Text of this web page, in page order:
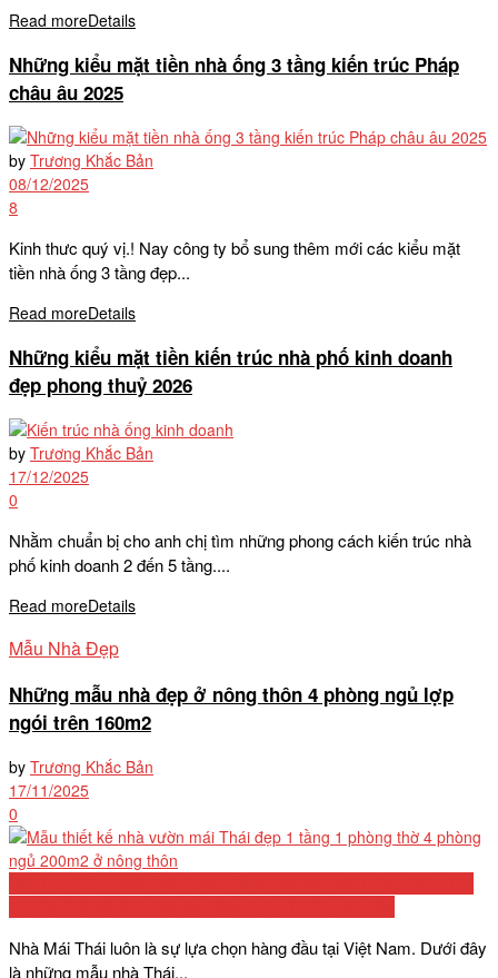
Read moreDetails
Những kiểu mặt tiền nhà ống 3 tầng kiến trúc Pháp
châu âu 2025
by Trương Khắc Bản
08/12/2025
8
Kinh thưc quý vị.! Nay công ty bổ sung thêm mới các kiểu mặt
tiền nhà ống 3 tầng đẹp...
Read moreDetails
Những kiểu mặt tiền kiến trúc nhà phố kinh doanh
đẹp phong thuỷ 2026
by Trương Khắc Bản
17/12/2025
0
Nhằm chuẩn bị cho anh chị tìm những phong cách kiến trúc nhà
phố kinh doanh 2 đến 5 tầng....
Read moreDetails
Mẫu Nhà Đẹp
Những mẫu nhà đẹp ở nông thôn 4 phòng ngủ lợp
ngói trên 160m2
by Trương Khắc Bản
17/11/2025
0
Nhà Mái Thái luôn là sự lựa chọn hàng đầu tại Việt Nam. Dưới đây
là những mẫu nhà Thái...